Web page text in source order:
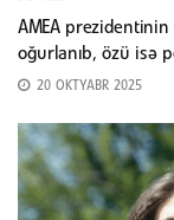
AMEA prezidentinin
oğurlanıb, özü isə
20 OKTYABR 2025